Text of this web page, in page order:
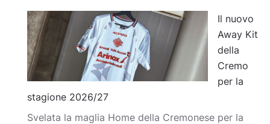
Il nuovo
Away Kit
della
Cremo
per la
stagione 2026/27
Svelata la maglia Home della Cremonese per la